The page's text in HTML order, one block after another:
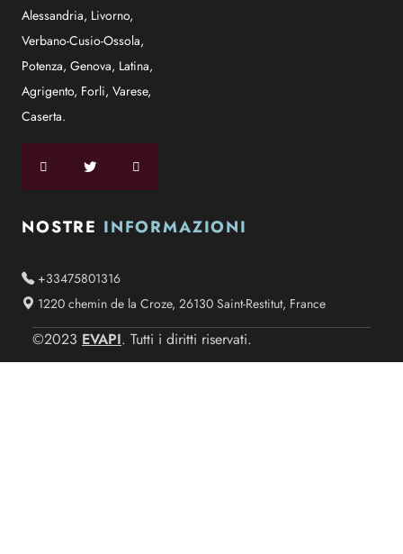
Alessandria, Livorno,
Verbano-Cusio-Ossola,
Potenza, Genova, Latina,
Agrigento, Forli, Varese,
Caserta.
NOSTRE INFORMAZIONI
+33475801316
1220 chemin de la Croze, 26130 Saint-Restitut, France
©2023 EVAPI. Tutti i diritti riservati.